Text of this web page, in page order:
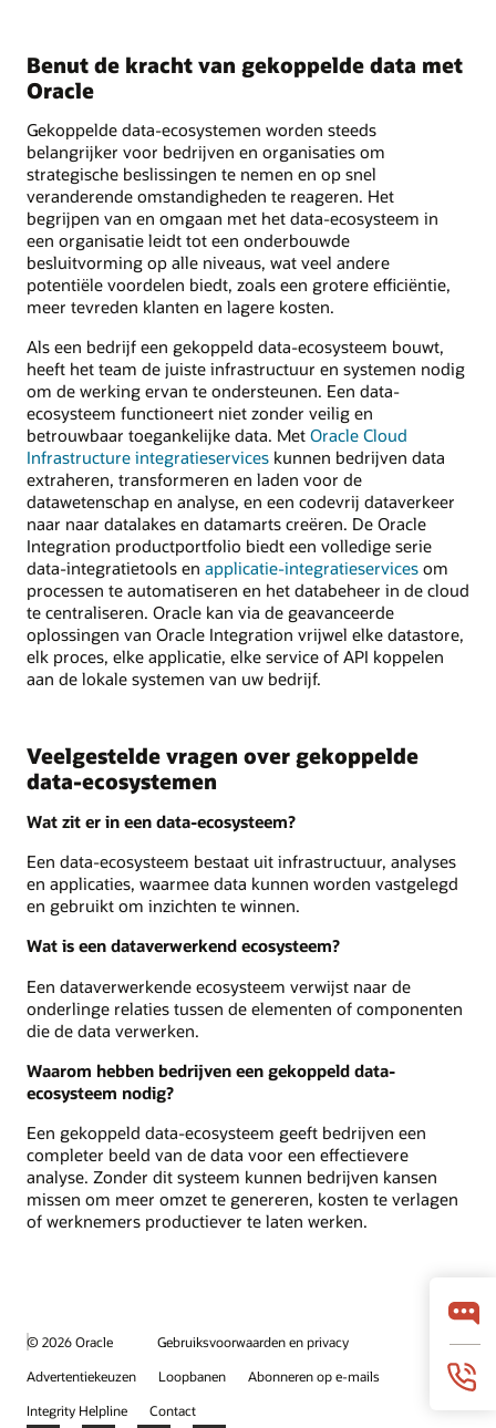
Benut de kracht van gekoppelde data met
Oracle
Gekoppelde data-ecosystemen worden steeds
belangrijker voor bedrijven en organisaties om
strategische beslissingen te nemen en op snel
veranderende omstandigheden te reageren. Het
begrijpen van en omgaan met het data-ecosysteem in
een organisatie leidt tot een onderbouwde
besluitvorming op alle niveaus, wat veel andere
potentiële voordelen biedt, zoals een grotere efficiëntie,
meer tevreden klanten en lagere kosten.
Als een bedrijf een gekoppeld data-ecosysteem bouwt,
heeft het team de juiste infrastructuur en systemen nodig
om de werking ervan te ondersteunen. Een data-
ecosysteem functioneert niet zonder veilig en
betrouwbaar toegankelijke data. Met Oracle Cloud
Infrastructure integratieservices kunnen bedrijven data
extraheren, transformeren en laden voor de
datawetenschap en analyse, en een codevrij dataverkeer
naar naar datalakes en datamarts creëren. De Oracle
Integration productportfolio biedt een volledige serie
data-integratietools en applicatie-integratieservices om
processen te automatiseren en het databeheer in de cloud
te centraliseren. Oracle kan via de geavanceerde
oplossingen van Oracle Integration vrijwel elke datastore,
elk proces, elke applicatie, elke service of API koppelen
aan de lokale systemen van uw bedrijf.
Veelgestelde vragen over gekoppelde
data-ecosystemen
Wat zit er in een data-ecosysteem?
Een data-ecosysteem bestaat uit infrastructuur, analyses
en applicaties, waarmee data kunnen worden vastgelegd
en gebruikt om inzichten te winnen.
Wat is een dataverwerkend ecosysteem?
Een dataverwerkende ecosysteem verwijst naar de
onderlinge relaties tussen de elementen of componenten
die de data verwerken.
Waarom hebben bedrijven een gekoppeld data-
ecosysteem nodig?
Een gekoppeld data-ecosysteem geeft bedrijven een
completer beeld van de data voor een effectievere
analyse. Zonder dit systeem kunnen bedrijven kansen
missen om meer omzet te genereren, kosten te verlagen
of werknemers productiever te laten werken.
© 2026 Oracle
Gebruiksvoorwaarden en privacy
Advertentiekeuzen
Loopbanen
Abonneren op e-mails
Integrity Helpline
Contact